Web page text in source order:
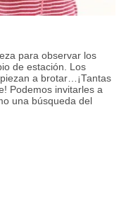
para observar los
de estación. Los
a brotar…¡Tantas
Podemos invitarles a
una búsqueda del